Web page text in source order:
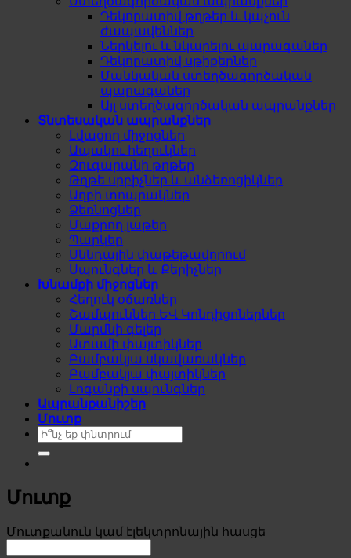
Դեկորատիվ թղթեր և կպչուն
ժապավեններ
Ներկելու և նկարելու պարագաներ
Դեկորատիվ սթիքերներ
Մանկական ստեղծագործական
պարագաներ
Այլ ստեղծագործական ապրանքներ
Տնտեսական ապրանքներ
Լվացող միջոցներ
Ապակու հեղուկներ
Զուգարանի թղթեր
Թղթե սրբիչներ և անձեռոցիկներ
Աղբի տոպրակներ
Ձեռնոցներ
Մաքրող լաթեր
Պարկեր
Սննդային փաթեթավորում
Սպունգներ և Քերիչներ
Խնամքի միջոցներ
Հեղուկ օճառներ
Շամպուններ ԵՎ Կոնդիցոներներ
Մարմնի գելեր
Ատամի փայտիկներ
Բամբակյա սկավառակներ
Բամբակյա փայտիկներ
Լոգանքի սպունգներ
Ապրանքանիշեր
Մուտք
Search
for:
Մուտք
Մուտքանուն կամ էլեկտրոնային հասցե